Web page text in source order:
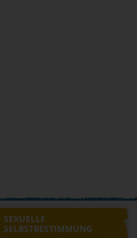
SEXUELLE
SELBSTBESTIMMUNG